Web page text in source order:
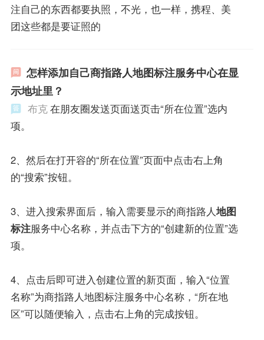
注自己的东西都要执照，不光，也一样，携程、美
团这些都是要证照的
怎样添加自己商指路人地图标注服务中心在显
示地址里？
布克在朋友圈发送页面送页击“所在位置”选内
项。
2、然后在打开容的“所在位置”页面中点击右上角
的“搜索”按钮。
3、进入搜索界面后，输入需要显示的商指路人地图
标注服务中心名称，并点击下方的“创建新的位置”选
项。
4、点击后即可进入创建位置的新页面，输入“位置
名称”为商指路人地图标注服务中心名称，“所在地
区”可以随便输入，点击右上角的完成按钮。